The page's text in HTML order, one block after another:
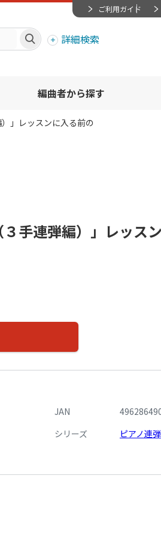
ご利用ガイド
詳細検索
編曲者から探す
」レッスンに入る前の
手連弾編）」レッス
JAN
シリーズ
ピアノ連弾